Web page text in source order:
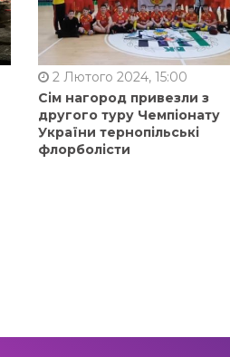
2 Лютого 2024, 15:00
Сім нагород привезли з
другого туру Чемпіонату
України тернопільські
флорболісти